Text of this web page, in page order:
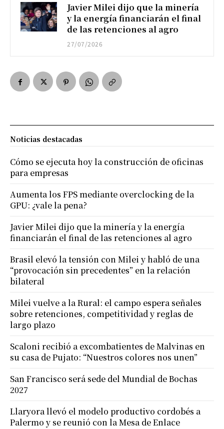
Javier Milei dijo que la minería
y la energía financiarán el final
de las retenciones al agro
27/07/2026
Noticias destacadas
Cómo se ejecuta hoy la construcción de oficinas
para empresas
Aumenta los FPS mediante overclocking de la
GPU: ¿vale la pena?
Javier Milei dijo que la minería y la energía
financiarán el final de las retenciones al agro
Brasil elevó la tensión con Milei y habló de una
“provocación sin precedentes” en la relación
bilateral
Milei vuelve a la Rural: el campo espera señales
sobre retenciones, competitividad y reglas de
largo plazo
Scaloni recibió a excombatientes de Malvinas en
su casa de Pujato: “Nuestros colores nos unen”
San Francisco será sede del Mundial de Bochas
2027
Llaryora llevó el modelo productivo cordobés a
Palermo y se reunió con la Mesa de Enlace